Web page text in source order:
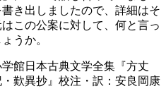
き出しましたので、詳細はそ
この公案に対して、何と言っ
うか。
館日本古典文学全集『方丈
歎異抄』校注・訳：安良岡康